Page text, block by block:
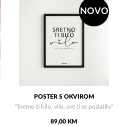
NOVO
POSTER S OKVIROM
"Sretno ti bilo, vilo, sve ti se pozlatilo"
89,00 KM